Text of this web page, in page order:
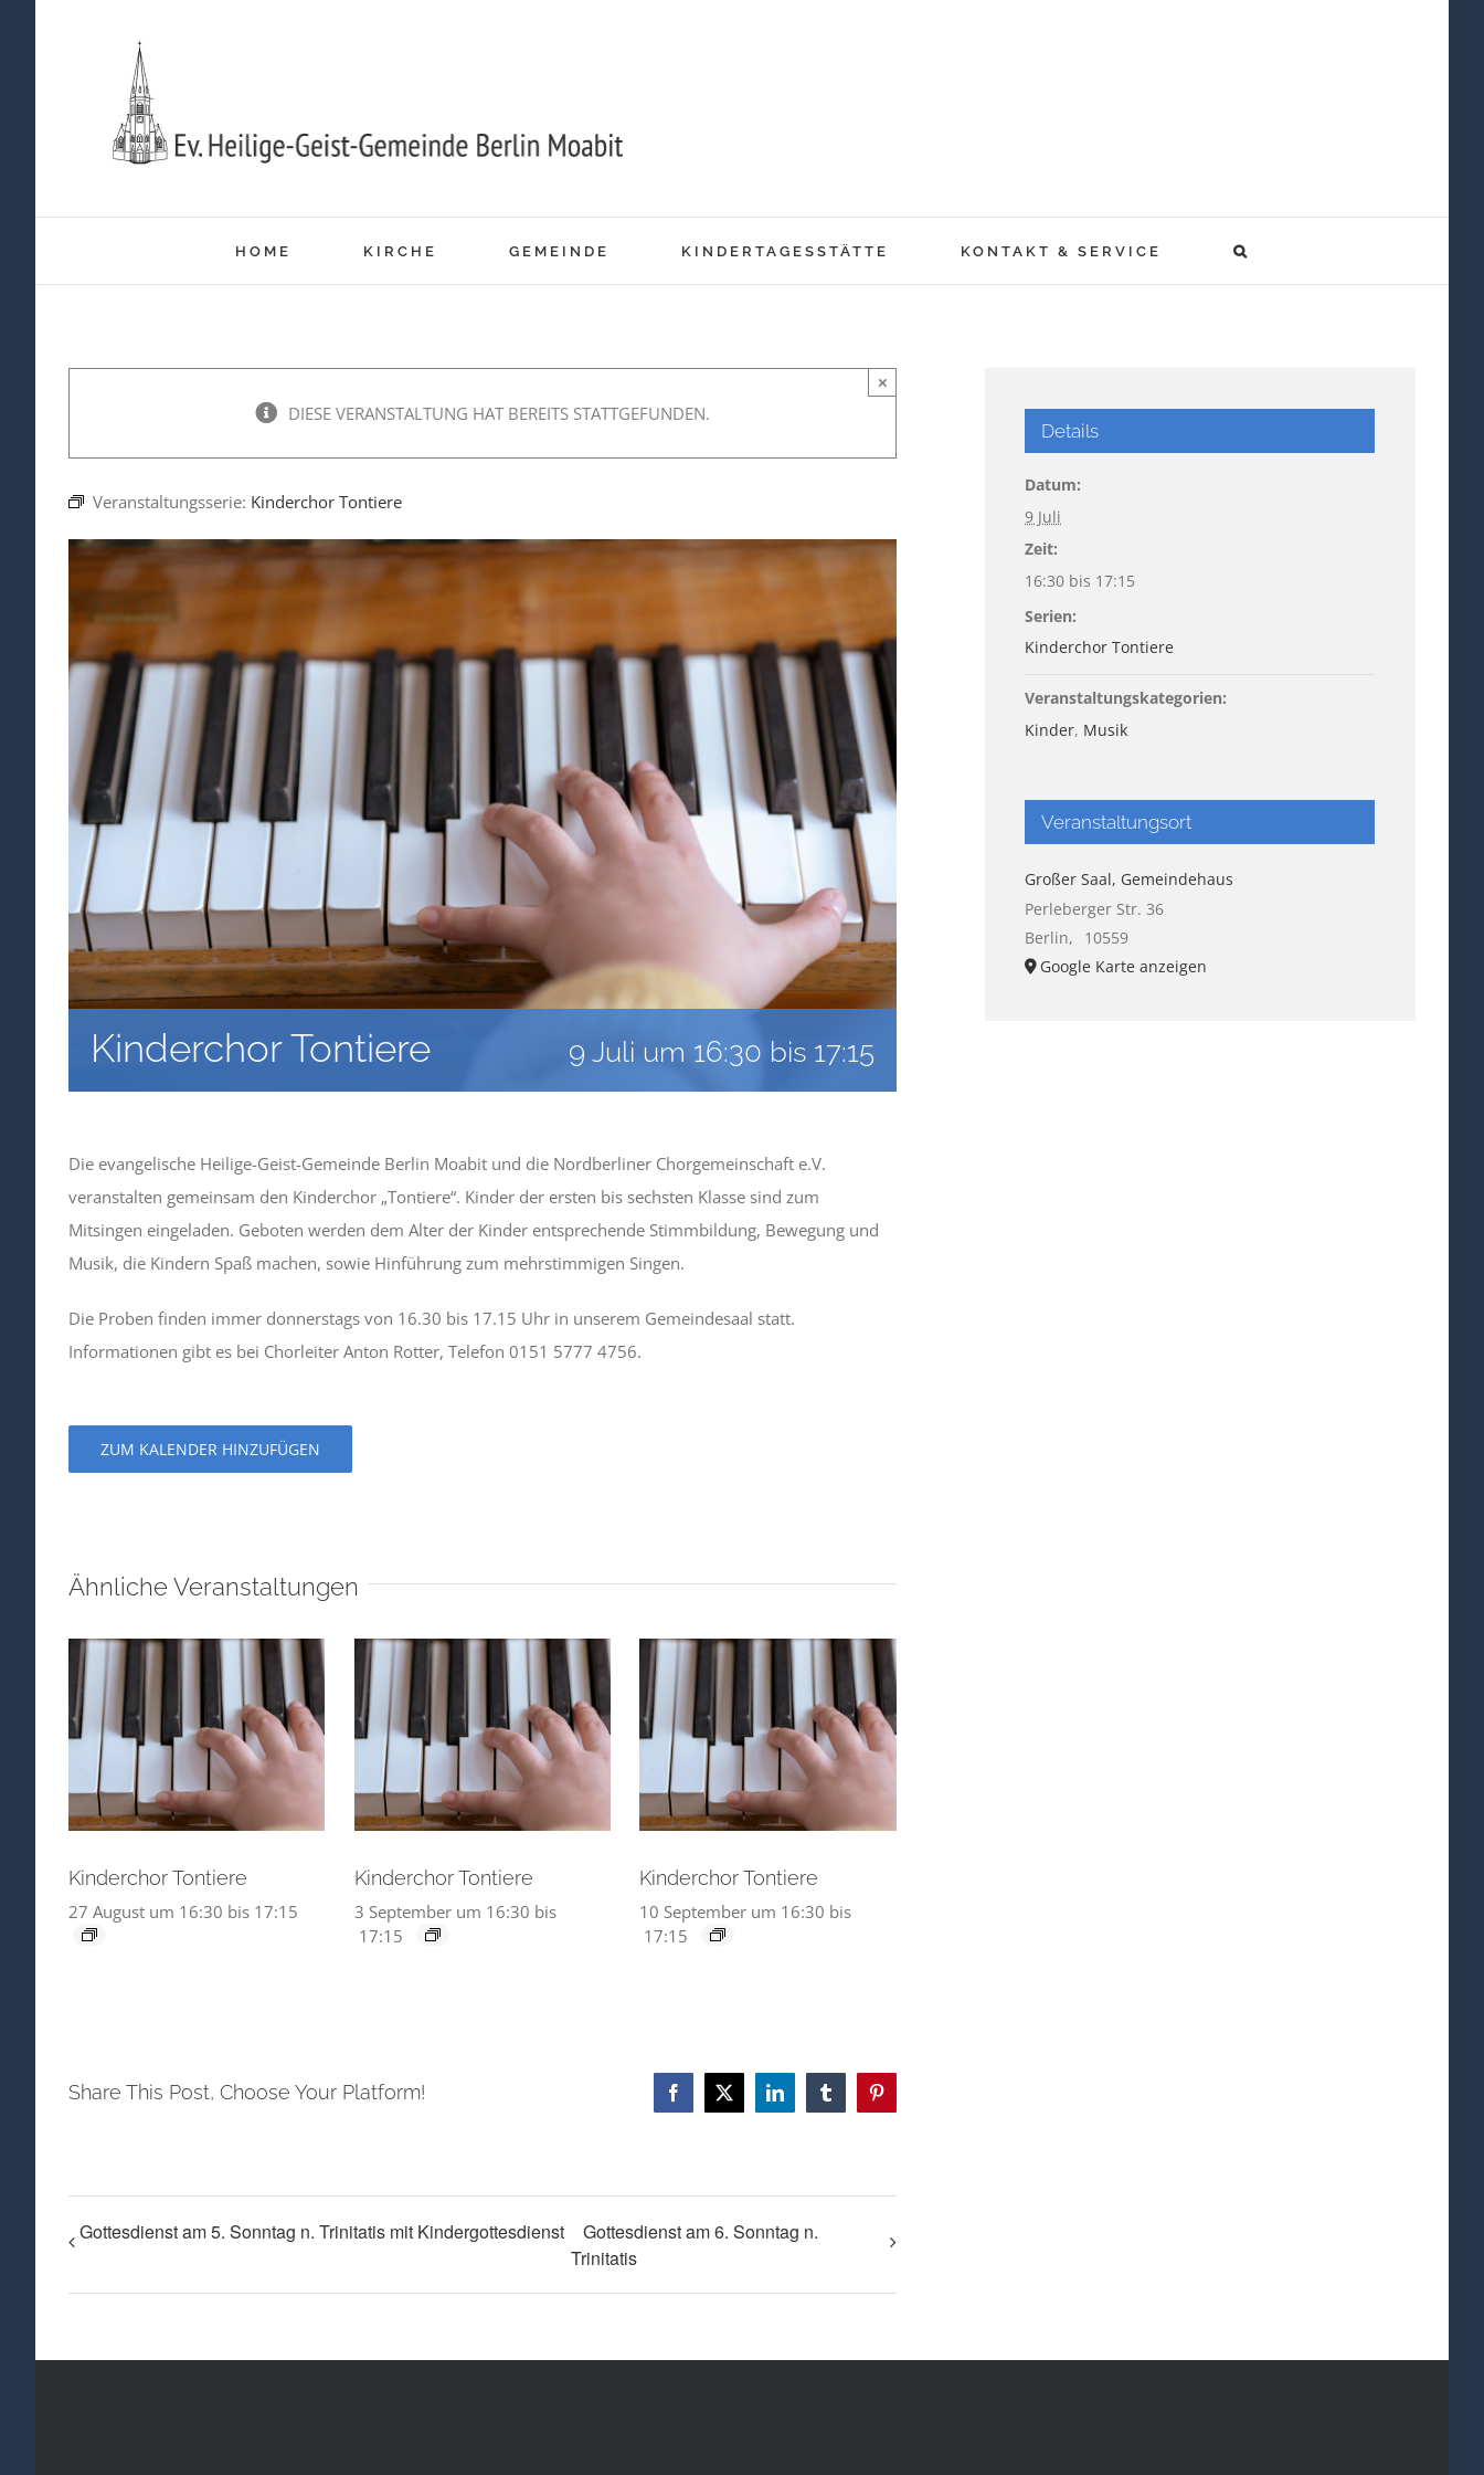
HOME KIRCHE GEMEINDE KINDERTAGESSTÄTTE KONTAKT & SERVICE
DIESE VERANSTALTUNG HAT BEREITS STATTGEFUNDEN.
×
Veranstaltungsserie: Kinderchor Tontiere
Kinderchor Tontiere 9 Juli um 16:30 bis 17:15
Die evangelische Heilige-Geist-Gemeinde Berlin Moabit und die Nordberliner Chorgemeinschaft e.V.
veranstalten gemeinsam den Kinderchor „Tontiere“. Kinder der ersten bis sechsten Klasse sind zum
Mitsingen eingeladen. Geboten werden dem Alter der Kinder entsprechende Stimmbildung, Bewegung und
Musik, die Kindern Spaß machen, sowie Hinführung zum mehrstimmigen Singen.
Die Proben finden immer donnerstags von 16.30 bis 17.15 Uhr in unserem Gemeindesaal statt.
Informationen gibt es bei Chorleiter Anton Rotter, Telefon 0151 5777 4756.
ZUM KALENDER HINZUFÜGEN
Ähnliche Veranstaltungen
Kinderchor Tontiere
27 August um 16:30 bis 17:15
Kinderchor Tontiere
3 September um 16:30 bis
17:15
Kinderchor Tontiere
10 September um 16:30 bis
17:15
Share This Post, Choose Your Platform! Facebook
X LinkedInTumblrPinterest
Gottesdienst am 5. Sonntag n. Trinitatis mit Kindergottesdienst
Gottesdienst am 6. Sonntag n.
Trinitatis
Details
Datum:
9 Juli
Zeit:
16:30 bis 17:15
Serien:
Kinderchor Tontiere
Veranstaltungskategorien:
Kinder, Musik
Veranstaltungsort
Großer Saal, Gemeindehaus
Perleberger Str. 36
Berlin,
10559
Google Karte anzeigen